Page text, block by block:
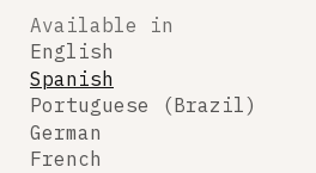
Available in
English
Spanish
Portuguese (Brazil)
German
French